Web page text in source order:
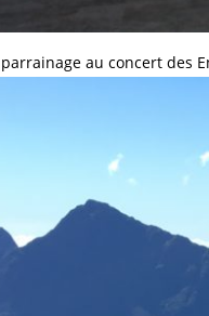
au concert des